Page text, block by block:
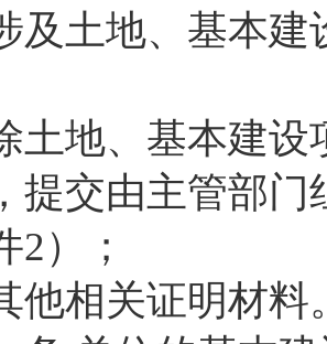
及土地、基本
土地、基本建
提交由主管部
2）；
他相关证明材料